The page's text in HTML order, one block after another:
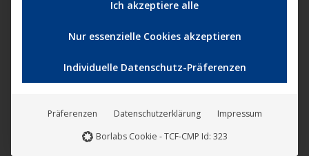
Ich akzeptiere alle
Nur essenzielle Cookies akzeptieren
Individuelle Datenschutz-Präferenzen
Präferenzen Datenschutzerklärung
Impressum
Borlabs Cookie - TCF-CMP Id: 323